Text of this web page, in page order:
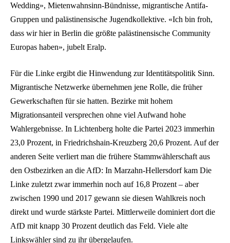
Wedding», Mietenwahnsinn-Bündnisse, migrantische Antifa-
Gruppen und palästinensische Jugendkollektive. «Ich bin froh,
dass wir hier in Berlin die größte palästinensische Community
Europas haben», jubelt Eralp.
Für die Linke ergibt die Hinwendung zur Identitätspolitik Sinn.
Migrantische Netzwerke übernehmen jene Rolle, die früher
Gewerkschaften für sie hatten. Bezirke mit hohem
Migrationsanteil versprechen ohne viel Aufwand hohe
Wahlergebnisse. In Lichtenberg holte die Partei 2023 immerhin
23,0 Prozent, in Friedrichshain-Kreuzberg 20,6 Prozent. Auf der
anderen Seite verliert man die frühere Stammwählerschaft aus
den Ostbezirken an die AfD: In Marzahn-Hellersdorf kam Die
Linke zuletzt zwar immerhin noch auf 16,8 Prozent – aber
zwischen 1990 und 2017 gewann sie diesen Wahlkreis noch
direkt und wurde stärkste Partei. Mittlerweile dominiert dort die
AfD mit knapp 30 Prozent deutlich das Feld. Viele alte
Linkswähler sind zu ihr übergelaufen.